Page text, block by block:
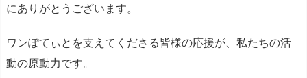
にありがとうございます。
ワンぽてぃとを支えてくださる皆様の応援が、私たちの活
動の原動力です。